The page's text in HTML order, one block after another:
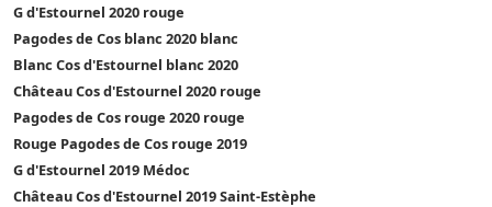
G d'Estournel 2020 rouge
Pagodes de Cos blanc 2020 blanc
Blanc Cos d'Estournel blanc 2020
Château Cos d'Estournel 2020 rouge
Pagodes de Cos rouge 2020 rouge
Rouge Pagodes de Cos rouge 2019
G d'Estournel 2019 Médoc
Château Cos d'Estournel 2019 Saint-Estèphe